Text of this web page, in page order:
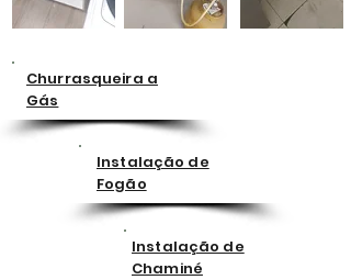
Churrasqueira a
Gás
Instalação de
Fogão
Instalação de
Chaminé